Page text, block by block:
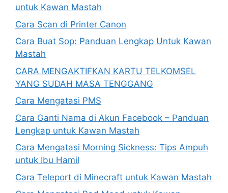
untuk Kawan Mastah
Cara Scan di Printer Canon
Cara Buat Sop: Panduan Lengkap Untuk Kawan
Mastah
CARA MENGAKTIFKAN KARTU TELKOMSEL
YANG SUDAH MASA TENGGANG
Cara Mengatasi PMS
Cara Ganti Nama di Akun Facebook – Panduan
Lengkap untuk Kawan Mastah
Cara Mengatasi Morning Sickness: Tips Ampuh
untuk Ibu Hamil
Cara Teleport di Minecraft untuk Kawan Mastah